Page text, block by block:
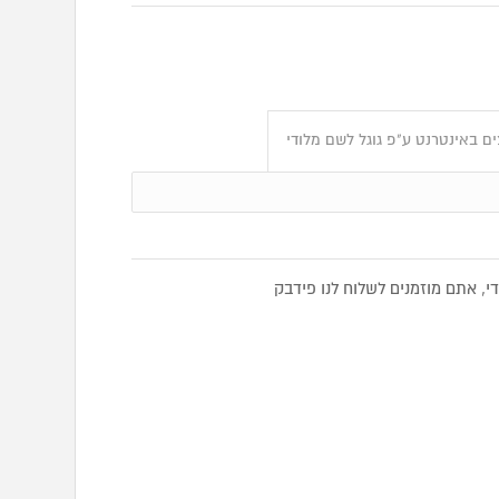
באינטרנט ע"פ גוגל לשם מלודי
אתם מוזמנים לשלוח לנו פידבק